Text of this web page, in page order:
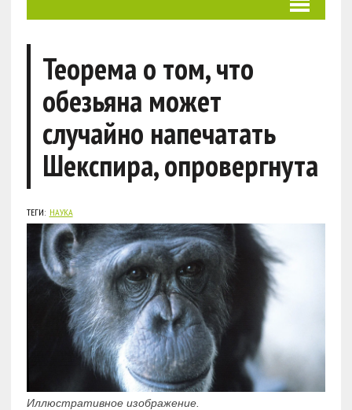
Теорема о том, что
обезьяна может
случайно напечатать
Шекспира, опровергнута
ТЕГИ: НАУКА
Иллюстративное изображение.